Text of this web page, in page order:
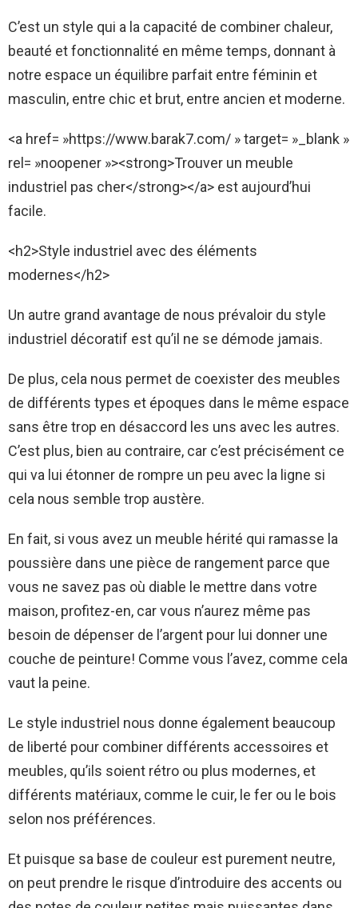
C’est un style qui a la capacité de combiner chaleur,
beauté et fonctionnalité en même temps, donnant à
notre espace un équilibre parfait entre féminin et
masculin, entre chic et brut, entre ancien et moderne.
<a href= »https://www.barak7.com/ » target= »_blank »
rel= »noopener »><strong>Trouver un meuble
industriel pas cher</strong></a> est aujourd’hui
facile.
<h2>Style industriel avec des éléments
modernes</h2>
Un autre grand avantage de nous prévaloir du style
industriel décoratif est qu’il ne se démode jamais.
De plus, cela nous permet de coexister des meubles
de différents types et époques dans le même espace
sans être trop en désaccord les uns avec les autres.
C’est plus, bien au contraire, car c’est précisément ce
qui va lui étonner de rompre un peu avec la ligne si
cela nous semble trop austère.
En fait, si vous avez un meuble hérité qui ramasse la
poussière dans une pièce de rangement parce que
vous ne savez pas où diable le mettre dans votre
maison, profitez-en, car vous n’aurez même pas
besoin de dépenser de l’argent pour lui donner une
couche de peinture! Comme vous l’avez, comme cela
vaut la peine.
Le style industriel nous donne également beaucoup
de liberté pour combiner différents accessoires et
meubles, qu’ils soient rétro ou plus modernes, et
différents matériaux, comme le cuir, le fer ou le bois
selon nos préférences.
Et puisque sa base de couleur est purement neutre,
on peut prendre le risque d’introduire des accents ou